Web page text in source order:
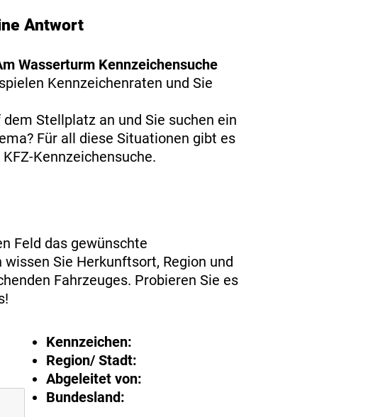
Antwort
Wasserturm Kennzeichensuche
Kennzeichenraten und Sie
Stellplatz an und Sie suchen ein
Für all diese Situationen gibt es
Kennzeichensuche.
Feld das gewünschte
Sie Herkunftsort, Region und
Fahrzeuges. Probieren Sie es
Kennzeichen:
Region/ Stadt:
Abgeleitet von:
Bundesland: